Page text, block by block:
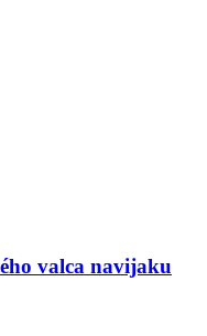
valca navijaku